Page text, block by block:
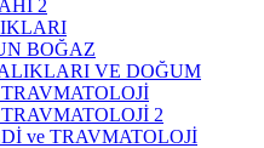
2
BOĞAZ
VE DOĞUM
2
ve TRAVMATOLOJİ